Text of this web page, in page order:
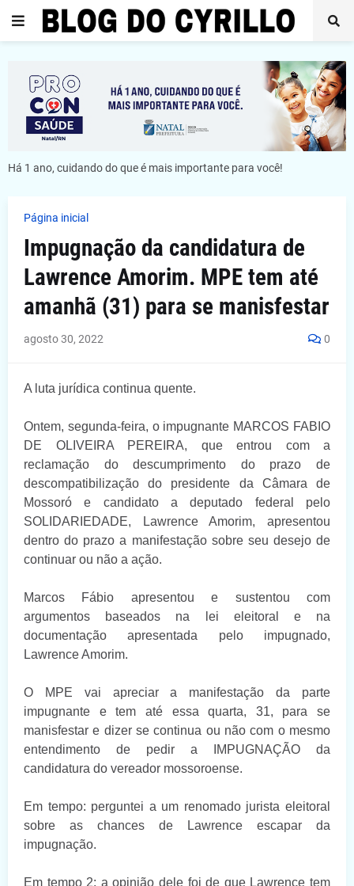
Há 1 ano, cuidando do que é mais importante para você!
Página inicial
Impugnação da candidatura de
Lawrence Amorim. MPE tem até
amanhã (31) para se manisfestar
agosto 30, 2022 0
A luta jurídica continua quente.
Ontem, segunda-feira, o impugnante MARCOS FABIO
DE OLIVEIRA PEREIRA, que entrou com a
reclamação do descumprimento do prazo de
descompatibilização do presidente da Câmara de
Mossoró e candidato a deputado federal pelo
SOLIDARIEDADE, Lawrence Amorim, apresentou
dentro do prazo a manifestação sobre seu desejo de
continuar ou não a ação.
Marcos Fábio apresentou e sustentou com
argumentos baseados na lei eleitoral e na
documentação apresentada pelo impugnado,
Lawrence Amorim.
O MPE vai apreciar a manifestação da parte
impugnante e tem até essa quarta, 31, para se
manisfestar e dizer se continua ou não com o mesmo
entendimento de pedir a IMPUGNAÇÃO da
candidatura do vereador mossoroense.
Em tempo: perguntei a um renomado jurista eleitoral
sobre as chances de Lawrence escapar da
impugnação.
Em tempo 2: a opinião dele foi de que Lawrence tem